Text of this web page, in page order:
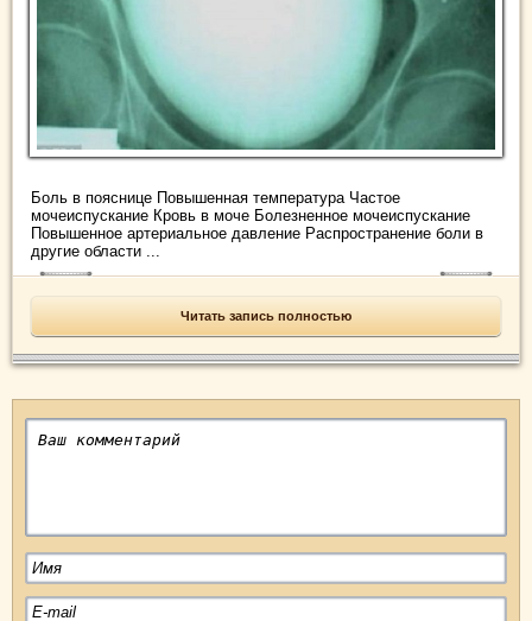
Боль в пояснице Повышенная температура Частое
мочеиспускание Кровь в моче Болезненное мочеиспускание
Повышенное артериальное давление Распространение боли в
другие области ...
Читать запись полностью